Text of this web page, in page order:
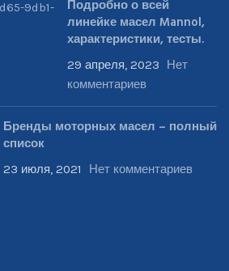
Подробно о всей
линейке масел Mannol,
характеристики, тесты.
29 апреля, 2023
Нет
комментариев
Бренды моторных масел – полный
список
23 июля, 2021 Нет комментариев